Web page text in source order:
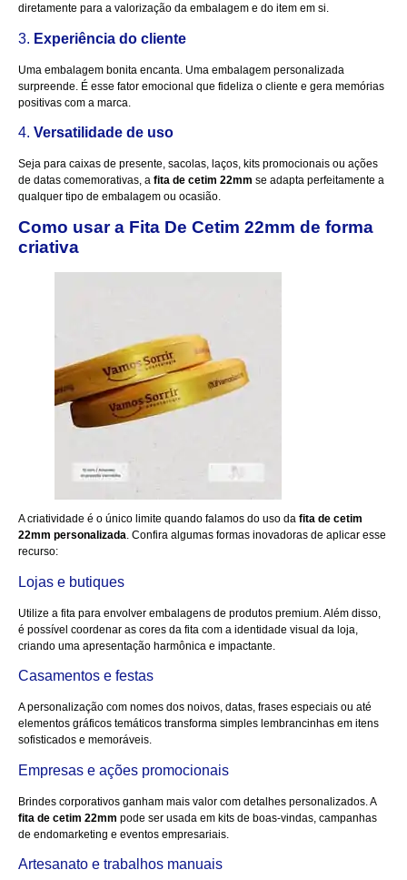
diretamente para a valorização da embalagem e do item em si.
3. Experiência do cliente
Uma embalagem bonita encanta. Uma embalagem personalizada
surpreende. É esse fator emocional que fideliza o cliente e gera memórias
positivas com a marca.
4. Versatilidade de uso
Seja para caixas de presente, sacolas, laços, kits promocionais ou ações
de datas comemorativas, a fita de cetim 22mm se adapta perfeitamente a
qualquer tipo de embalagem ou ocasião.
Como usar a Fita De Cetim 22mm de forma
criativa
A criatividade é o único limite quando falamos do uso da fita de cetim
22mm personalizada. Confira algumas formas inovadoras de aplicar esse
recurso:
Lojas e butiques
Utilize a fita para envolver embalagens de produtos premium. Além disso,
é possível coordenar as cores da fita com a identidade visual da loja,
criando uma apresentação harmônica e impactante.
Casamentos e festas
A personalização com nomes dos noivos, datas, frases especiais ou até
elementos gráficos temáticos transforma simples lembrancinhas em itens
sofisticados e memoráveis.
Empresas e ações promocionais
Brindes corporativos ganham mais valor com detalhes personalizados. A
fita de cetim 22mm pode ser usada em kits de boas-vindas, campanhas
de endomarketing e eventos empresariais.
Artesanato e trabalhos manuais